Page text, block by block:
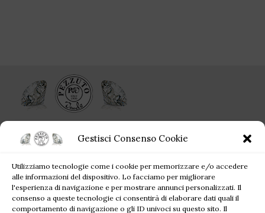
Gestisci Consenso Cookie
Utilizziamo tecnologie come i cookie per memorizzare e/o accedere
alle informazioni del dispositivo. Lo facciamo per migliorare
l'esperienza di navigazione e per mostrare annunci personalizzati. Il
consenso a queste tecnologie ci consentirà di elaborare dati quali il
comportamento di navigazione o gli ID univoci su questo sito. Il
Ogni singolo gioiello acquistato da Pezzuto Jewels è per sempre!
Tel: +39 081 81 81 945
Mail: pezzutofrancesco21@gmail.com